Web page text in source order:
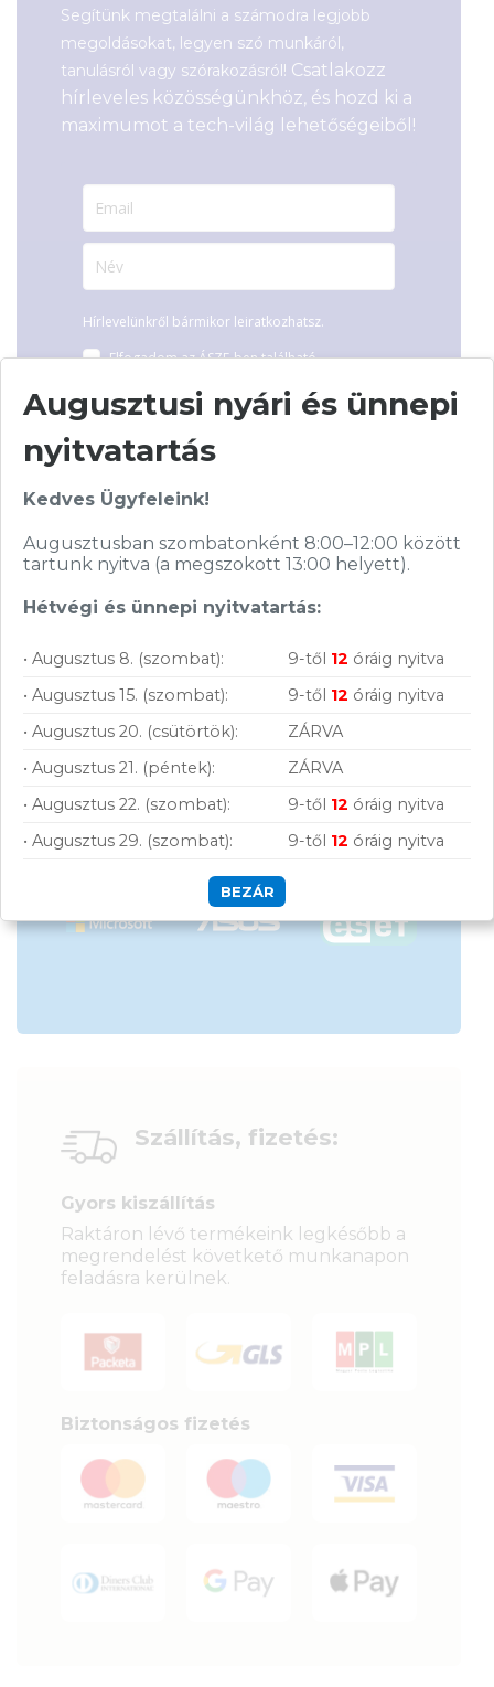
Segítünk megtalálni a számodra legjobb
megoldásokat, legyen szó munkáról,
tanulásról vagy szórakozásról! Csatlakozz
hírleveles közösségünkhöz, és hozd ki a
maximumot a tech-világ lehetőségeiből!
Hírlevelünkről bármikor leiratkozhatsz.
Elfogadom azÁSZF-ben található
FELIRATKOZOM
Vásárolj nálunk!
Nagy raktárkészlet
Garanciavállalás
Hűségprogram
50 000 Ft felett ingyenes szállítás
Szállítás, fizetés:
Gyors kiszállítás
Raktáron lévő termékeink legkésőbb a
megrendelést követkető munkanapon
feladásra kerülnek.
Biztonságos fizetés
Augusztusi nyári és ünnepi
nyitvatartás
Kedves Ügyfeleink!
Augusztusban szombatonként 8:00–12:00 között
tartunk nyitva (a megszokott 13:00 helyett).
Hétvégi és ünnepi nyitvatartás:
• Augusztus 8. (szombat): 9-től 12 óráig nyitva
• Augusztus 15. (szombat):
9-től 12 óráig nyitva
• Augusztus 20. (csütörtök):
ZÁRVA
• Augusztus 21. (péntek):
ZÁRVA
• Augusztus 22. (szombat):
9-től 12 óráig nyitva
• Augusztus 29. (szombat):
9-től 12 óráig nyitva
BEZÁR